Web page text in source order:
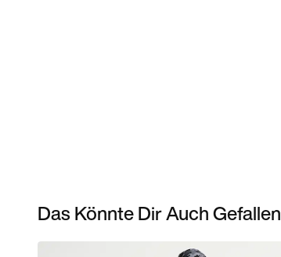
Das Könnte Dir Auch Gefallen